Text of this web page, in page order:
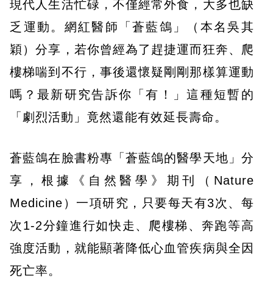
現代人生活忙碌，不僅經常外食，大多也缺
乏運動。網紅醫師「蒼藍鴿」（本名吳其
穎）分享，若你曾經為了趕捷運而狂奔、爬
樓梯喘到不行，事後還懷疑剛剛那樣算運動
嗎？最新研究告訴你「有！」這種短暫的
「劇烈活動」竟然還能有效延長壽命。
蒼藍鴿在臉書粉專「蒼藍鴿的醫學天地」分
享，根據《自然醫學》期刊（Nature
Medicine）一項研究，只要每天有3次、每
次1-2分鐘進行如快走、爬樓梯、奔跑等高
強度活動，就能顯著降低心血管疾病與全因
死亡率。